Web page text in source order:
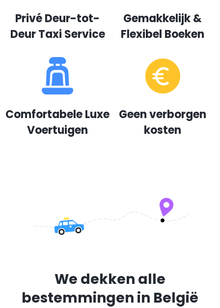
Privé Deur-tot-
Deur Taxi Service
Gemakkelijk &
Flexibel Boeken
Comfortabele Luxe
Voertuigen
Geen verborgen
kosten
We dekken alle
bestemmingen in België